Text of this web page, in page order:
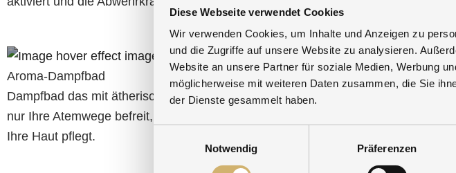
Diese Webseite verwendet Cookies
Wir verwenden Cookies, um Inhalte und Anzeigen zu
und die Zugriffe auf unsere Website zu analysieren.
Website an unsere Partner für soziale Medien, Werbung
möglicherweise mit weiteren Daten zusammen, die Sie
der Dienste gesammelt haben.
Notwendig
Präferenzen
Aroma-Dampfbad
Dampfbad das mit ätherischen Ölen nicht
nur Ihre Atemwege befreit, sondern auch
Ihre Haut pflegt.
Beleben Sie Ihre Sinne mit